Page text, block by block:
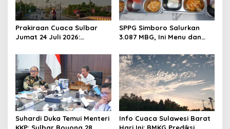
Prakiraan Cuaca Sulbar
Jumat 24 Juli 2026:
Daerah Pesisir Cerah
SPPG Simboro Salurkan
3.087 MBG, Ini Menu dan
Suhardi Duka Temui Menteri
Info Cuaca Sulawesi Barat